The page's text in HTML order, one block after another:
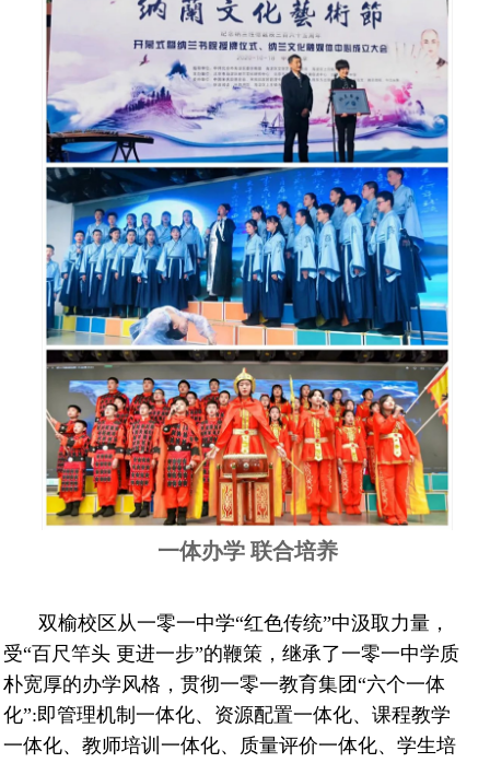
一体办学 联合培养
双榆校区从一零一中学“红色传统”中汲取力量，
受“百尺竿头 更进一步”的鞭策，继承了一零一中学质
朴宽厚的办学风格，贯彻一零一教育集团“六个一体
化”:即管理机制一体化、资源配置一体化、课程教学
一体化、教师培训一体化、质量评价一体化、学生培